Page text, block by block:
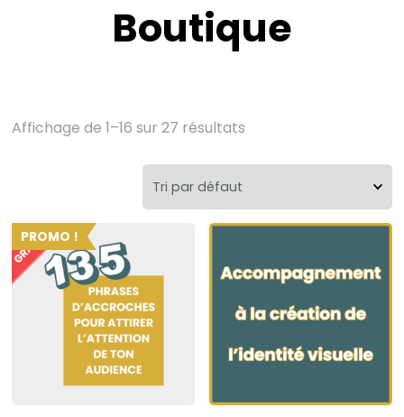
Boutique
Affichage de 1–16 sur 27 résultats
PROMO !